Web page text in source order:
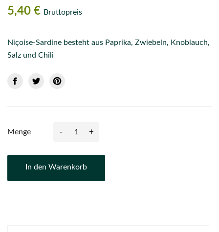
5,40 € Bruttopreis
Niçoise-Sardine besteht aus Paprika, Zwiebeln, Knoblauch,
Salz und Chili
Menge - +
In den Warenkorb